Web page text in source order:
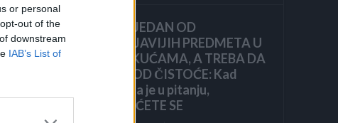
or personal
out of the
downstream
IAB’s List of
a ne
OVO JE JEDAN OD
NAJPRLJAVIJIH PREDMETA U
NAŠIM KUĆAMA, A TREBA DA
BLISTA OD ČISTOĆE: Kad
čujete šta je u pitanju,
ZGROZIĆETE SE